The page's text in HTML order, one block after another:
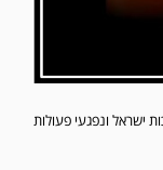
ישראל ונפגעי פעולות